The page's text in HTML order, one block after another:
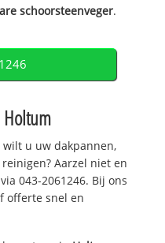
schoorsteenveger.
Holtum
wilt u uw dakpannen,
Aarzel niet en
043-2061246. Bij ons
offerte snel en